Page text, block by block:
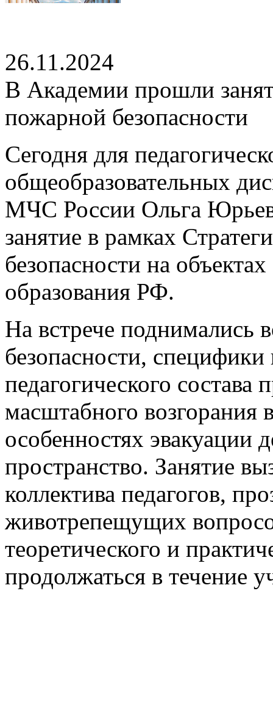
26.11.2024
В Академии прошли
пожарной безопасности
Сегодня для
общеобразовательных
МЧС России Ольга
занятие в рамках
безопасности на
образования РФ.
На встрече поднимались
безопасности,
педагогического
масштабного возгорания
особенностях эвакуации
пространство. Занятие
коллектива педагогов,
животрепещущих
теоретического и
продолжаться в течение